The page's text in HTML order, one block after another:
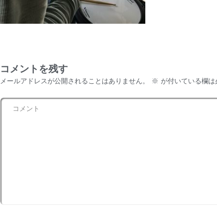
コメントを残す
メールアドレスが公開されることはありません。 ※ が付いている欄